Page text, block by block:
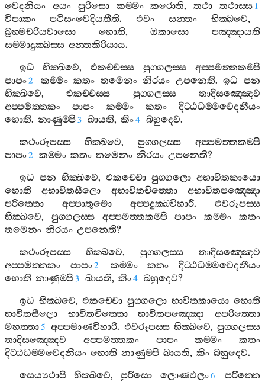
වෙදනීයං
අයං පුරිසො කම‍්මං කරොති,තථා තථාස‍්ස 1
විපාකං පටිසංවෙදියතීති. එවං සන‍්තං භික‍්ඛවෙ,
බ්‍රහ‍්මචරියවාසො
හොති,ඔකාසො
පඤ‍්ඤායති
සම‍්මාදුක‍්ඛස‍්ස අන‍්තකිරියාය.
ඉධ
භික‍්ඛවෙ,එකච‍්චස‍්ස පුග‍්ගලස‍්ස
අප‍්පමත‍්තකම‍්පි
පාපං2 කම‍්මං කතං තමෙනං නිරයං උපනෙති.ඉධ පන
භික‍්ඛවෙ,එකච‍්චස‍්ස පුග‍්ගලස‍්ස
තාදිසඤ‍්ඤෙව
අප‍්පමත‍්තකං
පාපං කම‍්මං කතං
දිට‍්ඨධම‍්මවෙදනීයං
හොති. නාණුම‍්පි3 ඛායති, කිං4 බහුදෙව.
කථංරූපස‍්ස
භික‍්ඛවෙ,පුග‍්ගලස‍්ස
අප‍්පමත‍්තකම‍්පි
පාපං2 කම‍්මං කතං තමෙනං නිරයං උපනෙති?
ඉධ පන භික‍්ඛවෙ, එකච‍්චො පුග‍්ගලො අභාවිතකායො
හොති
අභාවිතසීලො අභාවිතචිත‍්තො
අභාවිතපඤ‍්ඤො
පරිත‍්තො
අප‍්පාතුමො අප‍්පදුක‍්ඛවිහාරී. එවරූපස‍්ස
භික‍්ඛවෙ, පුග‍්ගලස‍්ස අප‍්පමත‍්තකම‍්පි පාපං කම‍්මං
කතං
තමෙනං නිරයං උපනෙති?
කථංරූපස‍්ස
භික‍්ඛවෙ,පුග‍්ගලස‍්ස
තාදිසඤ‍්ඤෙව
අප‍්පමත‍්තකං
පාපං2 කම‍්මං කතං
දිට‍්ඨධම‍්මවෙදනීයං
හොති නාණුම‍්පි3 ඛායති, කිං4 බහුදෙව?
ඉධ භික‍්ඛවෙ,එකච‍්චො පුග‍්ගලො භාවිතකායො හොති
භාවිතසීලො
භාවිතචිත‍්තො භාවිතපඤ‍්ඤො
අපරිත‍්තො
මහත‍්තා5 අප‍්පමාණවිහාරී. එවරූපස‍්ස භික‍්ඛවෙ, පුග‍්ගලස‍්ස
තාදිසඤ‍්ඤෙව
අප‍්පමත‍්තකං පාපං කම‍්මං
කතං
දිට‍්ඨධම‍්මවෙදනීයං හොති නාණුම‍්පි ඛායති, කිං බහුදෙව.
සෙය්‍යථාපි
භික‍්ඛවෙ,පුරිසො ලොණඵලං6
පරිත‍්තෙ